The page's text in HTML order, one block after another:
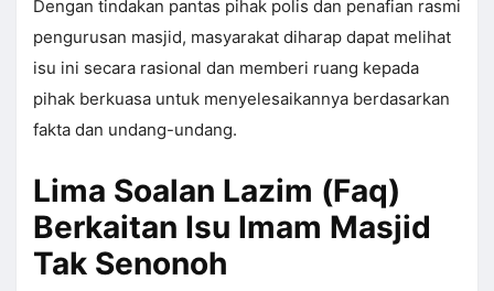
Dengan tindakan pantas pihak polis dan penafian rasmi
pengurusan masjid, masyarakat diharap dapat melihat
isu ini secara rasional dan memberi ruang kepada
pihak berkuasa untuk menyelesaikannya berdasarkan
fakta dan undang-undang.
Lima Soalan Lazim (Faq)
Berkaitan Isu Imam Masjid
Tak Senonoh